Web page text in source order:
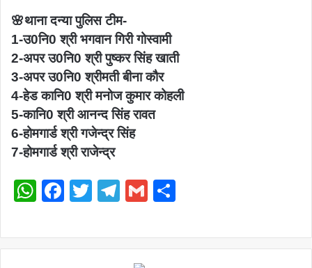
🌸थाना दन्या पुलिस टीम-
1-उ0नि0 श्री भगवान गिरी गोस्वामी
2-अपर उ0नि0 श्री पुष्कर सिंह खाती
3-अपर उ0नि0 श्रीमती बीना कौर
4-हेड कानि0 श्री मनोज कुमार कोहली
5-कानि0 श्री आनन्द सिंह रावत
6-होमगार्ड श्री गजेन्द्र सिंह
7-होमगार्ड श्री राजेन्द्र
WhatsApp
Facebook
Twitter
Telegram
Gmail